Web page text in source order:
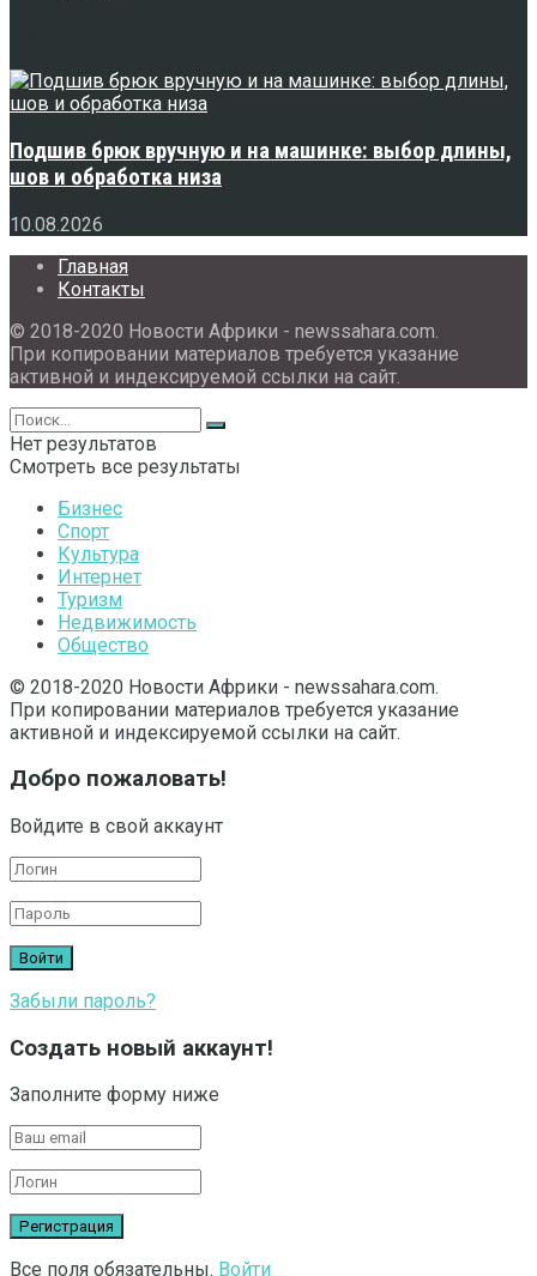
Подшив брюк вручную и на машинке: выбор длины,
шов и обработка низа
10.08.2026
Главная
Контакты
© 2018-2020 Новости Африки - newssahara.com.
При копировании материалов требуется указание
активной и индексируемой ссылки на сайт.
Нет результатов
Смотреть все результаты
Бизнес
Спорт
Культура
Интернет
Туризм
Недвижимость
Общество
© 2018-2020 Новости Африки - newssahara.com.
При копировании материалов требуется указание
активной и индексируемой ссылки на сайт.
Добро пожаловать!
Войдите в свой аккаунт
Забыли пароль?
Создать новый аккаунт!
Заполните форму ниже
Все поля обязательны. Войти